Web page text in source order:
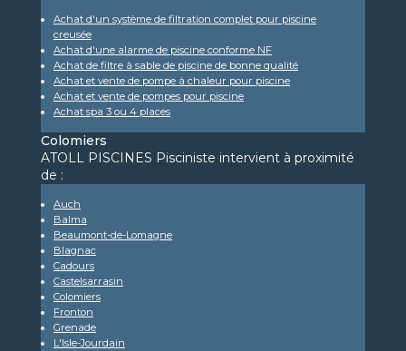
Achat d'un système de filtration complet pour piscine
creusée
Achat d'une alarme de piscine conforme NF
Achat de filtre à sable de piscine de bonne qualité
Achat et vente de pompe à chaleur pour piscine
Achat et vente de pompes pour piscine
Achat spa 3 ou 4 places
Colomiers
ATOLL PISCINES Pisciniste intervient à proximité
de :
Auch
Balma
Beaumont-de-Lomagne
Blagnac
Cadours
Castelsarrasin
Colomiers
Fronton
Grenade
L'Isle-Jourdain